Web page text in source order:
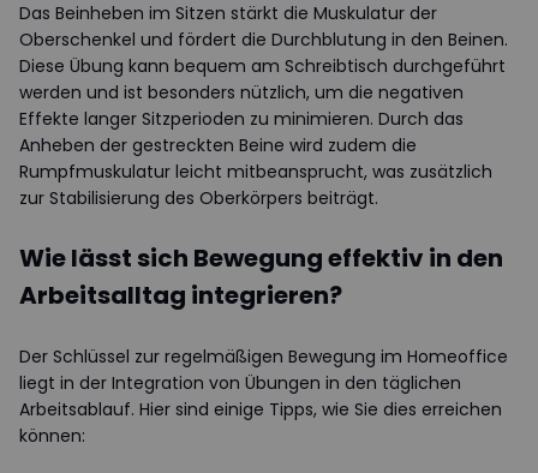
Das Beinheben im Sitzen stärkt die Muskulatur der
Oberschenkel und fördert die Durchblutung in den Beinen.
Diese Übung kann bequem am Schreibtisch durchgeführt
werden und ist besonders nützlich, um die negativen
Effekte langer Sitzperioden zu minimieren. Durch das
Anheben der gestreckten Beine wird zudem die
Rumpfmuskulatur leicht mitbeansprucht, was zusätzlich
zur Stabilisierung des Oberkörpers beiträgt.
Wie lässt sich Bewegung effektiv in den
Arbeitsalltag integrieren?
Der Schlüssel zur regelmäßigen Bewegung im Homeoffice
liegt in der Integration von Übungen in den täglichen
Arbeitsablauf. Hier sind einige Tipps, wie Sie dies erreichen
können: